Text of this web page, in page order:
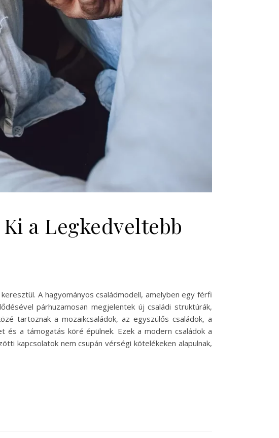
a Legkedveltebb
A hagyományos családmodell, amelyben egy férfi
párhuzamosan megjelentek új családi struktúrák,
tartoznak a mozaikcsaládok, az egyszülős családok, a
és a támogatás köré épülnek. Ezek a modern családok a
kapcsolatok nem csupán vérségi kötelékeken alapulnak,